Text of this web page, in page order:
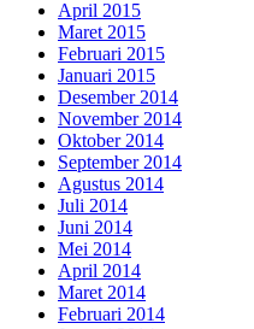
April 2015
Maret 2015
Februari 2015
Januari 2015
Desember 2014
November 2014
Oktober 2014
September 2014
Agustus 2014
Juli 2014
Juni 2014
Mei 2014
April 2014
Maret 2014
Februari 2014